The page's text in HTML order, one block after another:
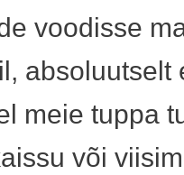
voodisse
absoluutselt
meie tuppa
või